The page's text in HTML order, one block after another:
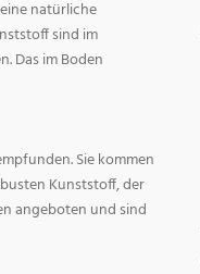
natürliche
sind im
Das im Boden
Sie kommen
Kunststoff, der
angeboten und sind